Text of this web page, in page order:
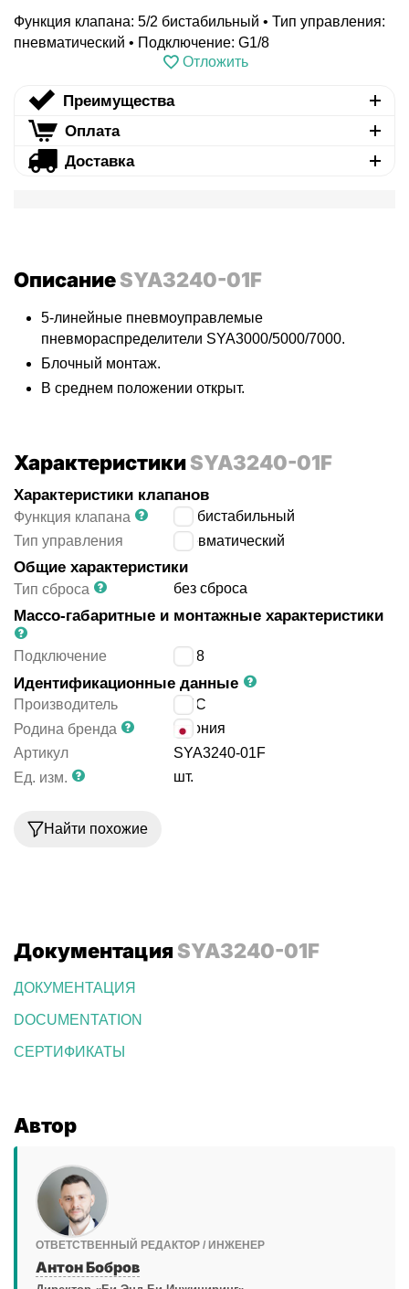
Функция клапана: 5/2 бистабильный • Тип управления:
пневматический • Подключение: G1/8
Отложить
Преимущества
Оплата
Доставка
ОписаниеSYA3240-01F
5-линейные пневмоуправлемые
пневмораспределители SYA3000/5000/7000.
Блочный монтаж.
В среднем положении открыт.
ХарактеристикиSYA3240-01F
Характеристики клапанов
Функция клапана
5/2 бистабильный
Тип управления
пневматический
Общие характеристики
Тип сброса без сброса
Массо-габаритные и монтажные характеристики
Подключение G1/8
Идентификационные данные
Производитель
SMC
Родина бренда
Япония
Артикул
SYA3240-01F
Ед. изм.
шт.
Найти похожие
Документация SYA3240-01F
ДОКУМЕНТАЦИЯ
DOCUMENTATION
СЕРТИФИКАТЫ
Автор
ОТВЕТСТВЕННЫЙ РЕДАКТОР / ИНЖЕНЕР
Антон Бобров